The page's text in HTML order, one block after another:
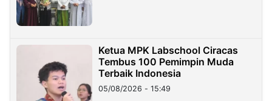
Ketua MPK Labschool Ciracas
Tembus 100 Pemimpin Muda
Terbaik Indonesia
05/08/2026 - 15:49